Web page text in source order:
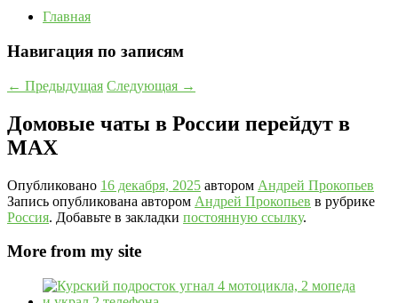
Главная
Навигация по записям
← Предыдущая Следующая →
Домовые чаты в России перейдут в
MAX
Опубликовано 16 декабря, 2025 автором Андрей Прокопьев
Запись опубликована автором Андрей Прокопьев в рубрике
Россия. Добавьте в закладки постоянную ссылку.
More from my site